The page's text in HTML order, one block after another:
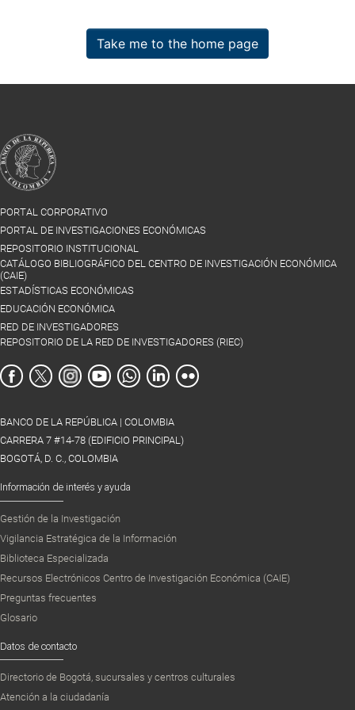
Take me to the home page
PORTAL CORPORATIVO
PORTAL DE INVESTIGACIONES ECONÓMICAS
REPOSITORIO INSTITUCIONAL
CATÁLOGO BIBLIOGRÁFICO DEL CENTRO DE INVESTIGACIÓN ECONÓMICA
(CAIE)
ESTADÍSTICAS ECONÓMICAS
EDUCACIÓN ECONÓMICA
RED DE INVESTIGADORES
REPOSITORIO DE LA RED DE INVESTIGADORES (RIEC)
BANCO DE LA REPÚBLICA | COLOMBIA
CARRERA 7 #14-78 (EDIFICIO PRINCIPAL)
BOGOTÁ, D. C., COLOMBIA
Información de interés y ayuda
Gestión de la Investigación
Vigilancia Estratégica de la Información
Biblioteca Especializada
Recursos Electrónicos Centro de Investigación Económica (CAIE)
Preguntas frecuentes
Glosario
Datos de contacto
Directorio de Bogotá, sucursales y centros culturales
Atención a la ciudadanía